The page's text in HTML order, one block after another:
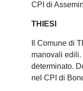
CPI di
THIESI
Il Comune di
manovali edili.
determinato.
nel CPI di